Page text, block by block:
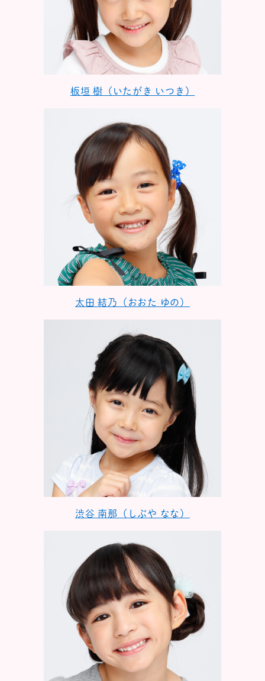
板垣 樹（いたがき いつき）
太田 結乃（おおた ゆの）
渋谷 南那（しぶや なな）